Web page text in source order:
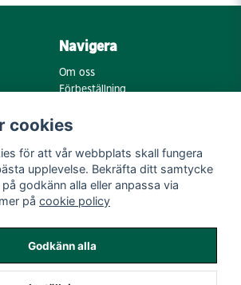
Navigera
Om oss
Förbeställning
Köpvillkor
Integritetspolicy
Cookies
cookies
för att vår webbplats skall fungera
upplevelse. Bekräfta ditt samtycke
godkänn alla eller anpassa via
på cookie policy
Godkänn alla